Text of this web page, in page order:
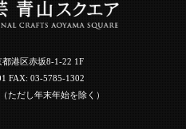
港区赤坂8-1-22 1F
FAX: 03-5785-1302
ただし年末年始を除く）